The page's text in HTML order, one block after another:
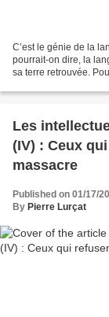
C’est le génie de la
pourrait-on dire, la
sa terre retrouvée.
Les
(IV) : Ceux qui refusent d’écouter les témoins du
massacre
Published on 01/17/
By Pierre Lurçat